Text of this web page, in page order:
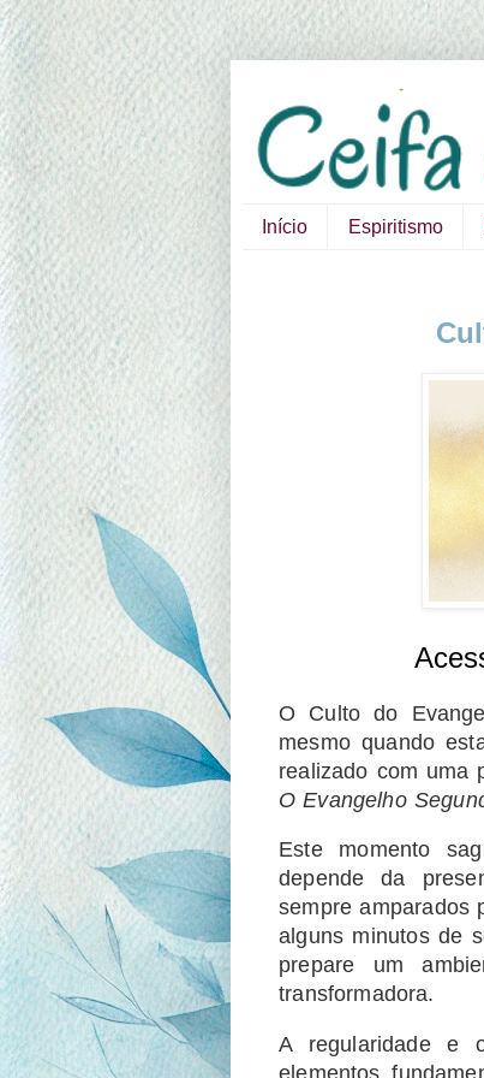
Início Espiritismo
O Culto do
mesmo quando
realizado com uma
O Evangelho
Este momento
depende da
sempre amparados
alguns minutos de
prepare um
transformadora.
A regularidade e
elementos